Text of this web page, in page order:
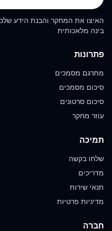
האיצו את המחקר והבנת הידע
בינה מלאכותית
פתרונות
מתרגם מסמכים
סיכום מסמכים
סיכום סרטונים
עוזר מחקר
תמיכה
שלחו בקשה
מדריכים
תנאי שירות
מדיניות פרטיות
חברה